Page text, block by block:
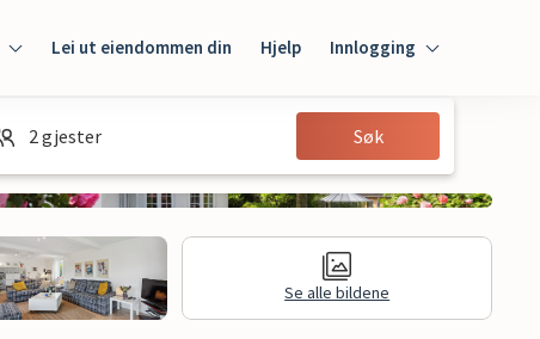
Lei ut eiendommen din Hjelp Innlogging
Innlogging
Gjest
2 gjester Søk
Se alle bildene